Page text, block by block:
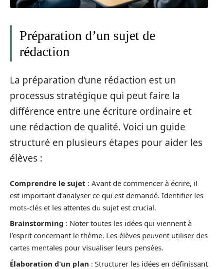
Préparation d’un sujet de
rédaction
La préparation d’une rédaction est un
processus stratégique qui peut faire la
différence entre une écriture ordinaire et
une rédaction de qualité. Voici un guide
structuré en plusieurs étapes pour aider les
élèves :
Comprendre le sujet : Avant de commencer à écrire, il
est important d’analyser ce qui est demandé. Identifier les
mots-clés et les attentes du sujet est crucial.
Brainstorming : Noter toutes les idées qui viennent à
l’esprit concernant le thème. Les élèves peuvent utiliser des
cartes mentales pour visualiser leurs pensées.
Élaboration d’un plan : Structurer les idées en définissant